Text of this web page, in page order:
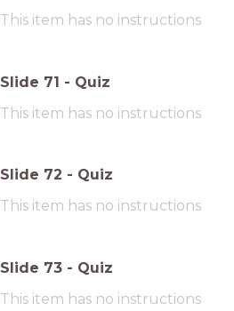
This item has no instructions
Slide 71 - Quiz
This item has no instructions
Slide 72 - Quiz
This item has no instructions
Slide 73 - Quiz
This item has no instructions